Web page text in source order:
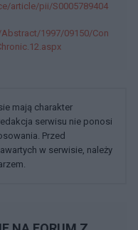
article/pii/S0005789404
1997/09150/Con
mają charakter
serwisu nie ponosi
Przed
w serwisie, należy